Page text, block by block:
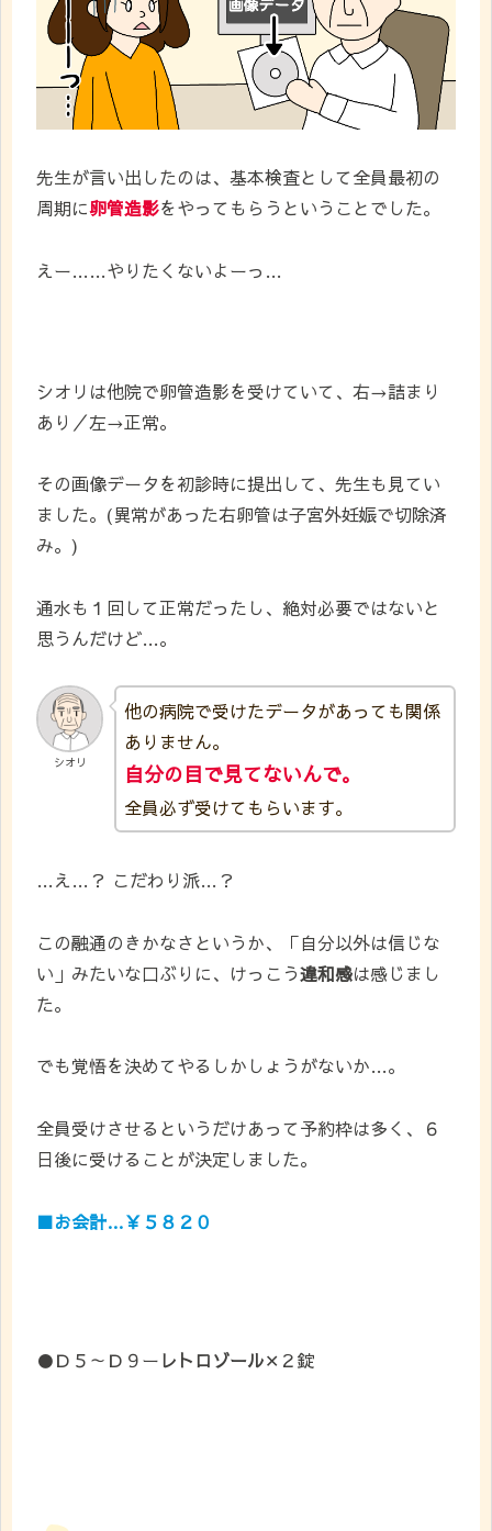
先生が言い出したのは、基本検査として全員最初の
周期に卵管造影をやってもらうということでした。
えー……やりたくないよーっ…
シオリは他院で卵管造影を受けていて、右→詰まり
あり／左→正常。
その画像データを初診時に提出して、先生も見てい
ました。(異常があった右卵管は子宮外妊娠で切除済
み。)
通水も１回して正常だったし、絶対必要ではないと
思うんだけど…。
シオリ
他の病院で受けたデータがあっても関係
ありません。
自分の目で見てないんで。
全員必ず受けてもらいます。
…え…？ こだわり派…？
この融通のきかなさというか、「自分以外は信じな
い」みたいな口ぶりに、けっこう違和感は感じまし
た。
でも覚悟を決めてやるしかしょうがないか…。
全員受けさせるというだけあって予約枠は多く、６
日後に受けることが決定しました。
■お会計…￥５８２０
●Ｄ５～Ｄ９ーレトロゾール✕２錠